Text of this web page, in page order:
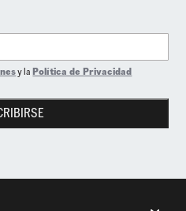
y laPolítica de Privacidad